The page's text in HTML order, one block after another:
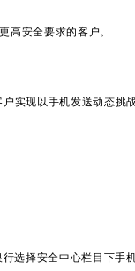
安全要求的客户。
现以手机发送动态挑
择安全中心栏目下手